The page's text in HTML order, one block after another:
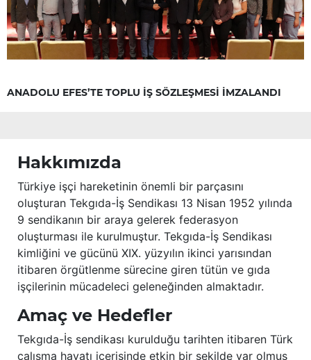
ANADOLU EFES’TE TOPLU İŞ SÖZLEŞMESİ İMZALANDI
Hakkımızda
Türkiye işçi hareketinin önemli bir parçasını
oluşturan Tekgıda-İş Sendikası 13 Nisan 1952 yılında
9 sendikanın bir araya gelerek federasyon
oluşturması ile kurulmuştur. Tekgıda-İş Sendikası
kimliğini ve gücünü XIX. yüzyılın ikinci yarısından
itibaren örgütlenme sürecine giren tütün ve gıda
işçilerinin mücadeleci geleneğinden almaktadır.
Amaç ve Hedefler
Tekgıda-İş sendikası kurulduğu tarihten itibaren Türk
çalışma hayatı içerisinde etkin bir şekilde var olmuş